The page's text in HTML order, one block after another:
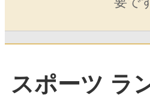
スポーツ ラ